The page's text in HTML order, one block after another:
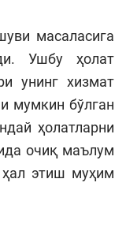
масаласига
Ушбу ҳолат
унинг хизмат
мумкин бўлган
ҳолатларни
очиқ маълум
этиш муҳим